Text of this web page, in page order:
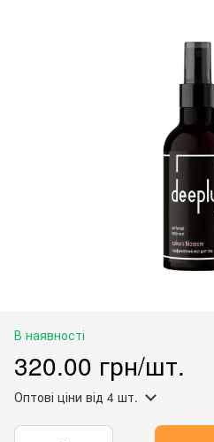
В наявності
320.00 грн/шт.
Оптові ціни від 4 шт.